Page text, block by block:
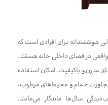
هوشمندانه برای افرادی است که
واقعی در فضای داخلی خانه هستند.
مدرن و باکیفیت، امکان استفاده
مجاورت حمام و محیط‌های مرطوب،
سال‌ها ماندگار می‌مانند.